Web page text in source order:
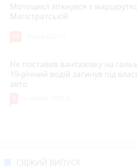
Мотоцикл зіткнувся з
Магістратській
Не поставив вантажівку на
19-річний водій загинув під
авто